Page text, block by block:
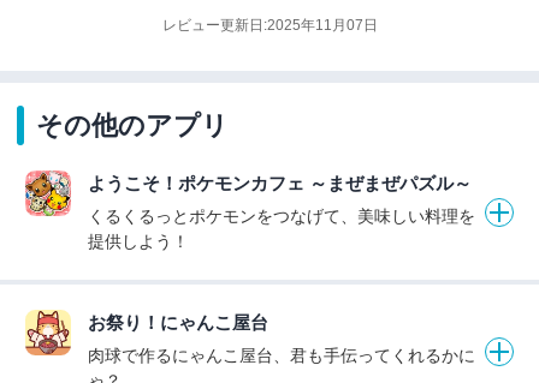
レビュー更新日:2025年11月07日
その他のアプリ
ようこそ！ポケモンカフェ ～まぜまぜパズル～
くるくるっとポケモンをつなげて、美味しい料理を
提供しよう！
お祭り！にゃんこ屋台
肉球で作るにゃんこ屋台、君も手伝ってくれるかに